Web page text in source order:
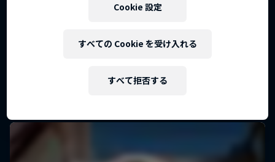
約と放出の狭間-】
若手フットボール選手の夢
サッカー
作品名【イェーダーマン-闘う男
たち-】
FCレッドブル・ザルツブルク密着動画
Cookie 設定
すべて拒否する
すべての Cookie を受け入れる